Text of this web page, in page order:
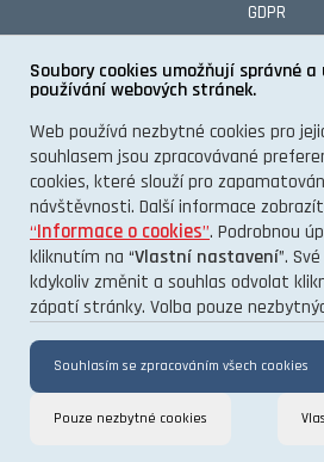
GDPR
TENTO INFORMAČNÍ WEB VÁM PŘINÁŠÍ PORTÁL
Soubory cookies umožňují správné a
používání webových stránek.
Web používá nezbytné cookies pro
souhlasem jsou zpracovávané
cookies, které slouží pro
návštěvnosti. Další informace
“Informace o cookies”. Podrobnou
kliknutím na “Vlastní nastavení”.
kdykoliv změnit a souhlas odvolat
zápatí stránky. Volba pouze
Souhlasím se zpracováním všech cookies
Pouze nezbytné cookies